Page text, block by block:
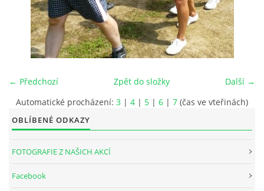
← Předchozí Další →
Zpět do složky
Automatické procházení: 3 | 4 | 5 | 6 | 7 (čas ve vteřinách)
OBLÍBENÉ ODKAZY
FOTOGRAFIE Z NAŠICH AKCÍ
Facebook